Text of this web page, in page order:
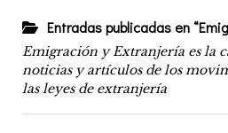
Entradas publicadas en
Emigración y Extranjería es la
noticias y artículos de los
las leyes de extranjería